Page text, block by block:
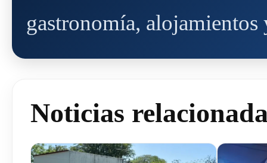
gastronomía,
Noticias